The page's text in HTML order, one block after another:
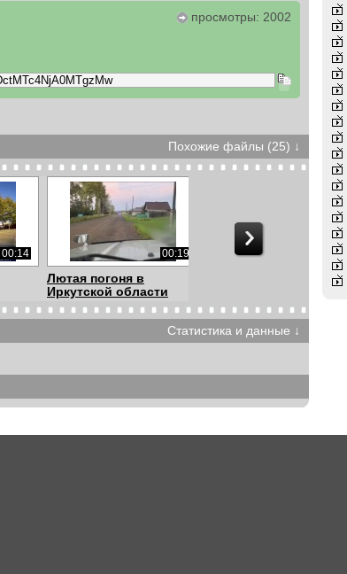
просмотры: 2002
Похожие файлы (25) ↓
00:14 00:19
Лютая погоня в
Иркутской области
00:18 00:07
головная боль
Статистика и данные ↓